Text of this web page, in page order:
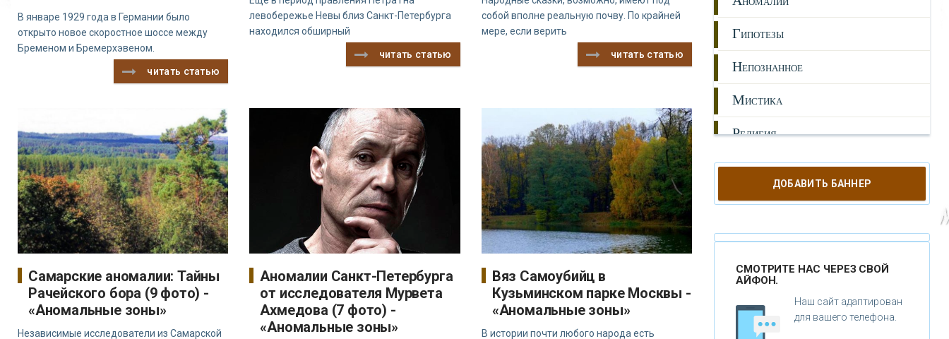
В январе 1929 года в Германии было
открыто новое скоростное шоссе между
Бременом и Бремерхэвеном.
читать статью
левобережье Невы близ Санкт-Петербурга
находился обширный
читать статью
собой вполне реальную почву. По крайней
мере, если верить
читать статью
Самарские аномалии: Тайны
Рачейского бора (9 фото) -
«Аномальные зоны»
Независимые исследователи из Самарской
Аномалии Санкт-Петербурга
от исследователя Мурвета
Ахмедова (7 фото) -
«Аномальные зоны»
Вяз Самоубийц в
Кузьминском парке Москвы -
«Аномальные зоны»
В истории почти любого народа есть
ГИПОТЕЗЫ
НЕПОЗНАННОЕ
МИСТИКА
РЕЛИГИЯ
ОРУЖИЕ
КАТАКЛИЗМЫ
КЛОНИРОВАНИЕ
НОВЫЕ ТЕХНОЛОГИИ
РОГНОЗЫ И ПРОРОЧЕСТВА
ЛАНЕТА ЗЕМЛЯ
ДОБАВИТЬ БАННЕР
СМОТРИТЕ НАС ЧЕРЕЗ СВОЙ
АЙФОН.
Наш сайт адаптирован
для вашего телефона.